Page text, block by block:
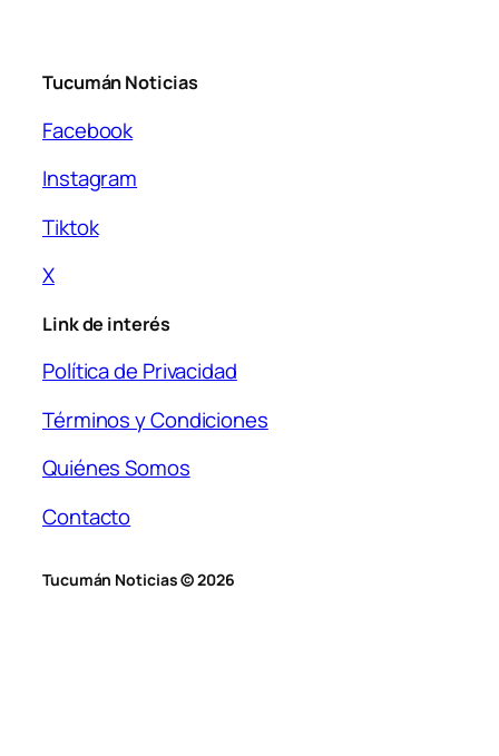
Tucumán Noticias
Facebook
Instagram
Tiktok
X
Link de interés
Política de Privacidad
Términos y Condiciones
Quiénes Somos
Contacto
Tucumán Noticias © 2026